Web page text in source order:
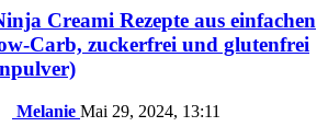
Creami Rezepte aus einfachen
Carb, zuckerfrei und glutenfrei
Melanie Mai 29, 2024, 13:11